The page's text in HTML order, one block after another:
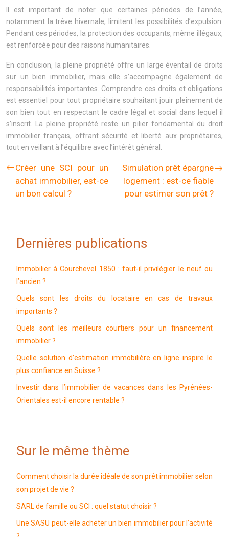
Il est important de noter que certaines périodes de l’année,
notamment la trêve hivernale, limitent les possibilités d’expulsion.
Pendant ces périodes, la protection des occupants, même illégaux,
est renforcée pour des raisons humanitaires.
En conclusion, la pleine propriété offre un large éventail de droits
sur un bien immobilier, mais elle s’accompagne également de
responsabilités importantes. Comprendre ces droits et obligations
est essentiel pour tout propriétaire souhaitant jouir pleinement de
son bien tout en respectant le cadre légal et social dans lequel il
s’inscrit. La pleine propriété reste un pilier fondamental du droit
immobilier français, offrant sécurité et liberté aux propriétaires,
tout en veillant à l’équilibre avec l’intérêt général.
Créer une SCI pour un
achat immobilier, est-ce
un bon calcul ?
Simulation prêt épargne
logement : est-ce fiable
pour estimer son prêt ?
Dernières publications
Immobilier à Courchevel 1850 : faut-il privilégier le neuf ou
l’ancien ?
Quels sont les droits du locataire en cas de travaux
importants ?
Quels sont les meilleurs courtiers pour un financement
immobilier ?
Quelle solution d’estimation immobilière en ligne inspire le
plus confiance en Suisse ?
Investir dans l’immobilier de vacances dans les Pyrénées-
Orientales est-il encore rentable ?
Sur le même thème
Comment choisir la durée idéale de son prêt immobilier selon
son projet de vie ?
SARL de famille ou SCI : quel statut choisir ?
Une SASU peut-elle acheter un bien immobilier pour l’activité
?